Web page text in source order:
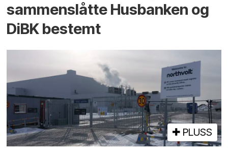
sammenslåtte Husbanken og
DiBK bestemt
PLUSS